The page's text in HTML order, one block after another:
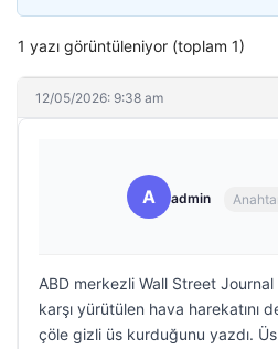
1 yazı görüntüleniyor (toplam 1)
12/05/2026: 9:38 am
A admin
ABD merkezli Wall Street Journal
karşı yürütülen hava harekatını
çöle gizli üs kurduğunu yazdı.